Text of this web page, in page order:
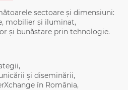
sectoare și dimensiuni:
mobilier și iluminat,
și bunăstare prin tehnologie.
și diseminării,
în România,